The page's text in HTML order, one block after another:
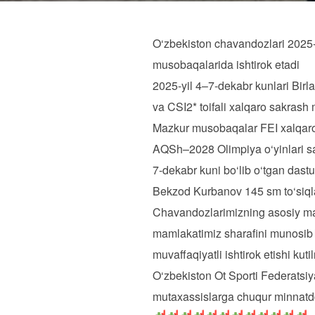
O‘zbekiston chavandozlari
musobaqalarida ishtirok etadi
2025-yil 4–7-dekabr kunlari
va CSI2* toifali xalqaro sakrash
Mazkur musobaqalar FEI
AQSh–2028 Olimpiya o‘yinlari
7-dekabr kuni bo‘lib o‘tgan
Bekzod Kurbanov 145 sm
Chavandozlarimizning asosiy
mamlakatimiz sharafini
muvaffaqiyatli ishtirok etishi
O‘zbekiston Ot Sporti
mutaxassislarga chuqur